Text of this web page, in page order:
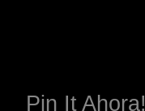
Pin It Ahora!